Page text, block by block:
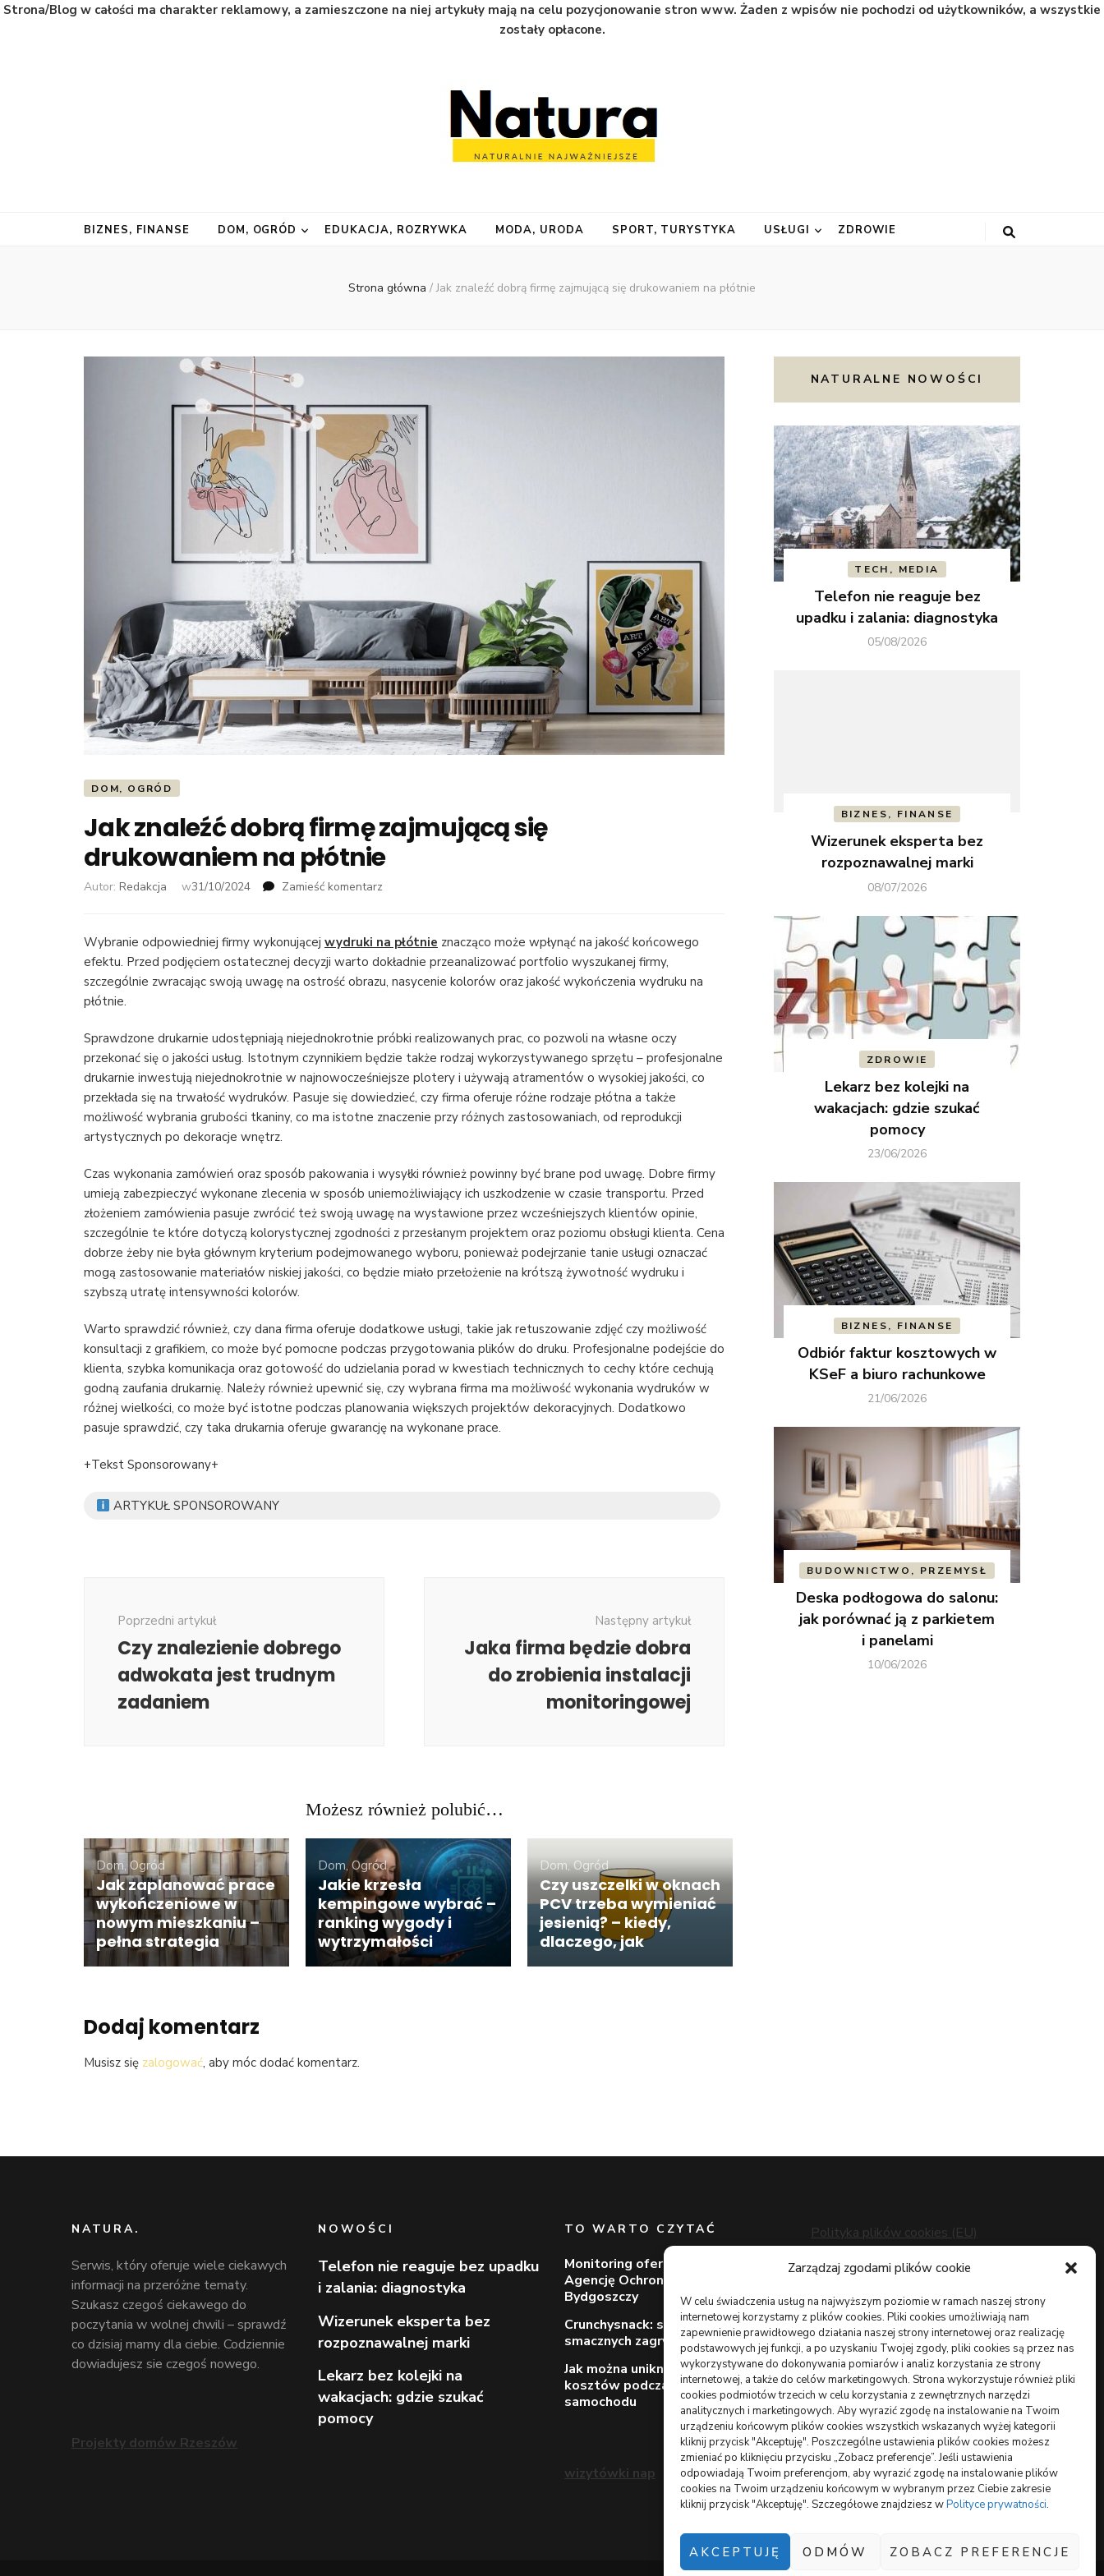
Zarządzaj zgodami plików cookie
W celu świadczenia usług na najwyższym poziomie w ramach naszej strony
internetowej korzystamy z plików cookies. Pliki cookies umożliwiają nam
zapewnienie prawidłowego działania naszej strony internetowej oraz realizację
podstawowych jej funkcji, a po uzyskaniu Twojej zgody, pliki cookies są przez nas
wykorzystywane do dokonywania pomiarów i analiz korzystania ze strony
internetowej, a także do celów marketingowych. Strona wykorzystuje również pliki
cookies podmiotów trzecich w celu korzystania z zewnętrznych narzędzi
analitycznych i marketingowych. Aby wyrazić zgodę na instalowanie na Twoim
urządzeniu końcowym plików cookies wszystkich wskazanych wyżej kategorii
kliknij przycisk "Akceptuję". Poszczególne ustawienia plików cookies możesz
zmieniać po kliknięciu przycisku „Zobacz preferencje”. Jeśli ustawienia
odpowiadają Twoim preferencjom, aby wyrazić zgodę na instalowanie plików
cookies na Twoim urządzeniu końcowym w wybranym przez Ciebie zakresie
kliknij przycisk "Akceptuję". Szczegółowe znajdziesz wPolityce prywatności.
AKCEPTUJĘ ODMÓW ZOBACZ PREFERENCJE
Strona/Blog w całości ma charakter reklamowy, a zamieszczone na niej artykuły mają na celu pozycjonowanie stron www. Żaden z wpisów nie pochodzi od użytkowników, a wszystkie
zostały opłacone.
BIZNES, FINANSE DOM, OGRÓD EDUKACJA, ROZRYWKA MODA, URODA SPORT, TURYSTYKA USŁUGI ZDROWIE
Strona główna / Jak znaleźć dobrą firmę zajmującą się drukowaniem na płótnie
DOM, OGRÓD
Jak znaleźć dobrą firmę zajmującą się
drukowaniem na płótnie
Autor: Redakcja w31/10/2024 Zamieść komentarz
znaleźć
dobrą
zajmującą
na
płótnie
Wybranie odpowiedniej firmy wykonującej wydruki na płótnie znacząco może wpłynąć na jakość końcowego
efektu. Przed podjęciem ostatecznej decyzji warto dokładnie przeanalizować portfolio wyszukanej firmy,
szczególnie zwracając swoją uwagę na ostrość obrazu, nasycenie kolorów oraz jakość wykończenia wydruku na
płótnie.
Sprawdzone drukarnie udostępniają niejednokrotnie próbki realizowanych prac, co pozwoli na własne oczy
przekonać się o jakości usług. Istotnym czynnikiem będzie także rodzaj wykorzystywanego sprzętu – profesjonalne
drukarnie inwestują niejednokrotnie w najnowocześniejsze plotery i używają atramentów o wysokiej jakości, co
przekłada się na trwałość wydruków. Pasuje się dowiedzieć, czy firma oferuje różne rodzaje płótna a także
możliwość wybrania grubości tkaniny, co ma istotne znaczenie przy różnych zastosowaniach, od reprodukcji
artystycznych po dekoracje wnętrz.
Czas wykonania zamówień oraz sposób pakowania i wysyłki również powinny być brane pod uwagę. Dobre firmy
umieją zabezpieczyć wykonane zlecenia w sposób uniemożliwiający ich uszkodzenie w czasie transportu. Przed
złożeniem zamówienia pasuje zwrócić też swoją uwagę na wystawione przez wcześniejszych klientów opinie,
szczególnie te które dotyczą kolorystycznej zgodności z przesłanym projektem oraz poziomu obsługi klienta. Cena
dobrze żeby nie była głównym kryterium podejmowanego wyboru, ponieważ podejrzanie tanie usługi oznaczać
mogą zastosowanie materiałów niskiej jakości, co będzie miało przełożenie na krótszą żywotność wydruku i
szybszą utratę intensywności kolorów.
Warto sprawdzić również, czy dana firma oferuje dodatkowe usługi, takie jak retuszowanie zdjęć czy możliwość
konsultacji z grafikiem, co może być pomocne podczas przygotowania plików do druku. Profesjonalne podejście do
klienta, szybka komunikacja oraz gotowość do udzielania porad w kwestiach technicznych to cechy które cechują
godną zaufania drukarnię. Należy również upewnić się, czy wybrana firma ma możliwość wykonania wydruków w
różnej wielkości, co może być istotne podczas planowania większych projektów dekoracyjnych. Dodatkowo
pasuje sprawdzić, czy taka drukarnia oferuje gwarancję na wykonane prace.
+Tekst Sponsorowany+
ARTYKUŁ SPONSOROWANY
Poprzedni artykuł
Czy znalezienie dobrego
adwokata jest trudnym
zadaniem
Następny artykuł
Jaka firma będzie dobra
do zrobienia instalacji
monitoringowej
Możesz również polubić…
Dom, Ogród
Jak zaplanować prace
wykończeniowe w
nowym mieszkaniu –
pełna strategia
Dom, Ogród
Jakie krzesła
kempingowe wybrać –
ranking wygody i
wytrzymałości
Dom, Ogród
Czy uszczelki w oknach
PCV trzeba wymieniać
jesienią? – kiedy,
dlaczego, jak
Dodaj komentarz
Musisz się zalogować, aby móc dodać komentarz.
NATURALNE NOWOŚCI
TECH, MEDIA
Telefon nie reaguje bez
upadku i zalania: diagnostyka
05/08/2026
BIZNES, FINANSE
Wizerunek eksperta bez
rozpoznawalnej marki
08/07/2026
ZDROWIE
Lekarz bez kolejki na
wakacjach: gdzie szukać
pomocy
23/06/2026
BIZNES, FINANSE
Odbiór faktur kosztowych w
KSeF a biuro rachunkowe
21/06/2026
BUDOWNICTWO, PRZEMYSŁ
Deska podłogowa do salonu:
jak porównać ją z parkietem
i panelami
10/06/2026
NATURA.
Serwis, który oferuje wiele ciekawych
informacji na przeróżne tematy.
Szukasz czegoś ciekawego do
poczytania w wolnej chwili – sprawdź
co dzisiaj mamy dla ciebie. Codziennie
dowiadujesz sie czegoś nowego.
Projekty domów Rzeszów
NOWOŚCI
Telefon nie reaguje bez upadku
i zalania: diagnostyka
Wizerunek eksperta bez
rozpoznawalnej marki
Lekarz bez kolejki na
wakacjach: gdzie szukać
pomocy
TO WARTO CZYTAĆ
Monitoring oferowany przez
Agencję Ochrony Votum z
Bydgoszczy
Crunchysnack: spory wybór
smacznych zagryzek
Jak można uniknąć dodatkowych
kosztów podczas wynajmu
samochodu
wizytówki nap
Polityka plików cookies (EU)